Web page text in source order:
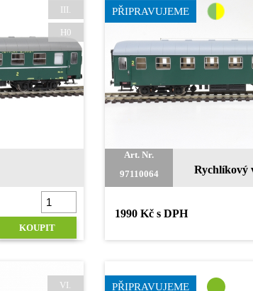
III.
H0
KOUPIT
PŘIPRAVUJEME
Art. Nr.
97110064
Rychlíkový
1990 Kč s DPH
VI. PŘIPRAVUJEME